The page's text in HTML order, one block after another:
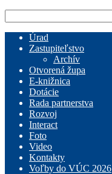
Úrad
Zastupiteľstvo
Archív
Otvorená župa
E-knižnica
Dotácie
Rada partnerstva
Rozvoj
Interact
Foto
Video
Kontakty
Voľby do VÚC 2026